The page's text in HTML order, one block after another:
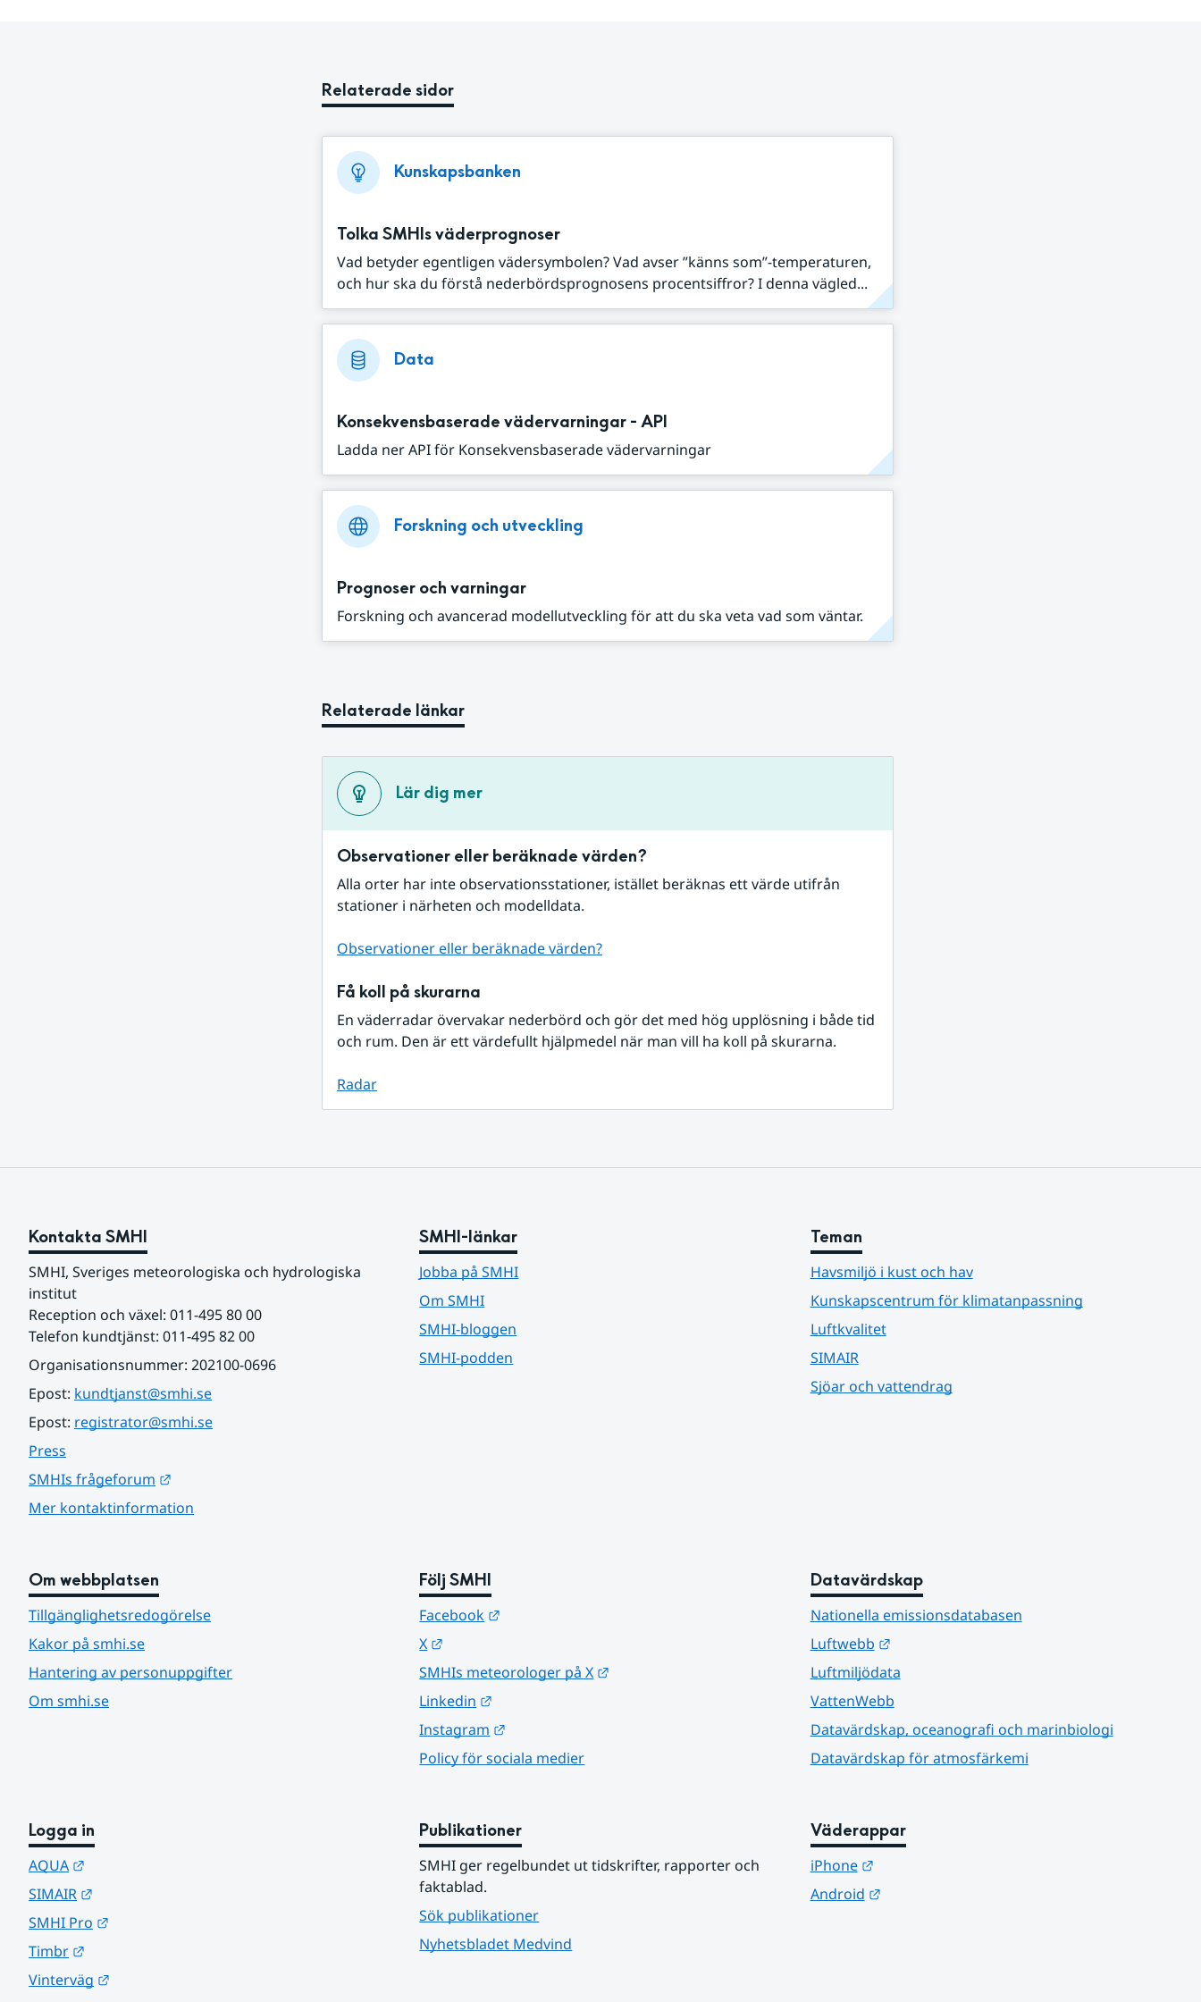
Relaterade sidor
Kunskapsbanken
Tolka SMHIs väderprognoser
Vad betyder egentligen vädersymbolen? Vad avser ”känns som”-temperaturen,
och hur ska du förstå nederbördsprognosens procentsiffror? I denna vägled...
Data
Konsekvensbaserade vädervarningar - API
Ladda ner API för Konsekvensbaserade vädervarningar
Forskning och utveckling
Prognoser och varningar
Forskning och avancerad modellutveckling för att du ska veta vad som väntar.
Relaterade länkar
Lär dig mer
Observationer eller beräknade värden?
Alla orter har inte observationsstationer, istället beräknas ett värde utifrån
stationer i närheten och modelldata.
Observationer eller beräknade värden?
Få koll på skurarna
En väderradar övervakar nederbörd och gör det med hög upplösning i både tid
och rum. Den är ett värdefullt hjälpmedel när man vill ha koll på skurarna.
Radar
Kontakta SMHI
SMHI, Sveriges meteorologiska och hydrologiska
institut
Reception och växel: 011-495 80 00
Telefon kundtjänst: 011-495 82 00
Organisationsnummer: 202100-0696
Epost: kundtjanst@smhi.se
Epost: registrator@smhi.se
Press
SMHIs frågeforum
Mer kontaktinformation
SMHI-länkar
Jobba på SMHI
Om SMHI
SMHI-bloggen
SMHI-podden
Teman
Havsmiljö i kust och hav
Kunskapscentrum för klimatanpassning
Luftkvalitet
SIMAIR
Sjöar och vattendrag
Om webbplatsen
Tillgänglighetsredogörelse
Kakor på smhi.se
Hantering av personuppgifter
Om smhi.se
Följ SMHI
Facebook
X
SMHIs meteorologer på X
Linkedin
Instagram
Policy för sociala medier
Datavärdskap
Nationella emissionsdatabasen
Luftwebb
Länk till annan webbplats.
Luftmiljödata
VattenWebb
Datavärdskap, oceanografi och marinbiologi
Datavärdskap för atmosfärkemi
Logga in
AQUA
SIMAIR
SMHI Pro
Timbr
Vinterväg
Publikationer
SMHI ger regelbundet ut tidskrifter, rapporter och
faktablad.
Sök publikationer
Nyhetsbladet Medvind
Väderappar
iPhone
Länk till annan webbplats.
Android
Länk till annan webbplats.